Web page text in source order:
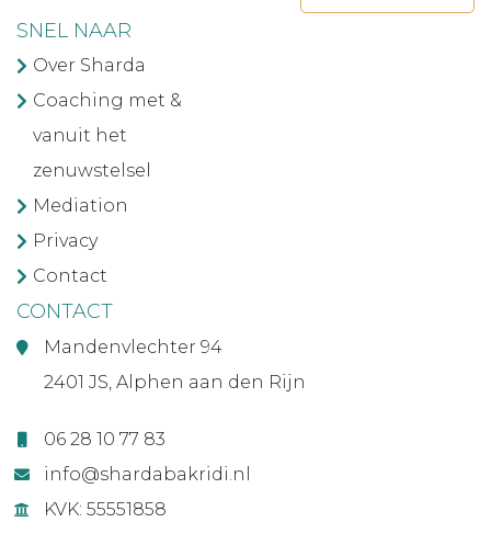
SNEL NAAR
Over Sharda
Coaching met &
vanuit het
zenuwstelsel
Mediation
Privacy
Contact
CONTACT
Mandenvlechter 94
2401 JS, Alphen aan den Rijn
06 28 10 77 83
info@shardabakridi.nl
KVK: 55551858